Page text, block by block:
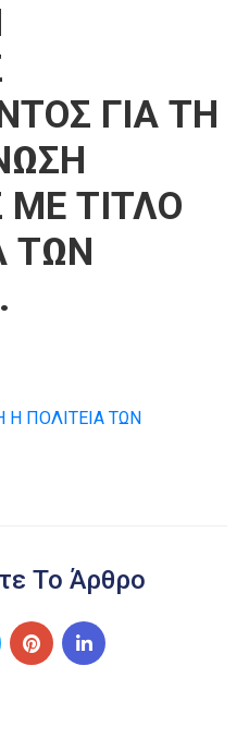
ΓΙΑ ΤΗ
ΤΙΤΛΟ
ΤΩΝ
ΠΟΛΙΤΕΙΑ ΤΩΝ
Το Άρθρο